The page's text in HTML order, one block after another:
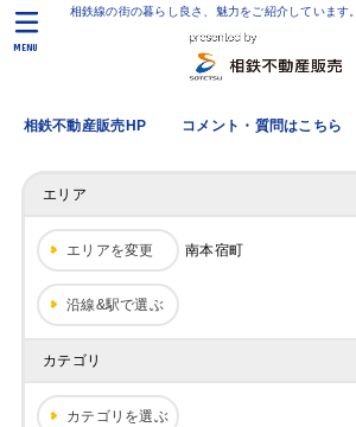
相鉄線の街の暮らし良さ、魅力をご紹介しています。
相鉄不動産販売HP コメント・質問はこちら
MENU
エリア
エリアを変更 南本宿町
沿線&駅で選ぶ
カテゴリ
カテゴリを選ぶ